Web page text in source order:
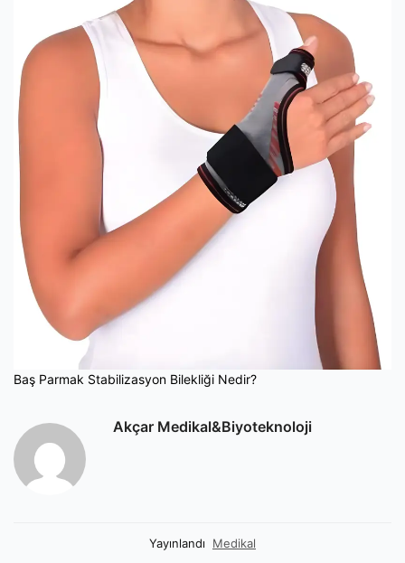
Baş Parmak Stabilizasyon Bilekliği Nedir?
Akçar Medikal&Biyoteknoloji
Yayınlandı Medikal